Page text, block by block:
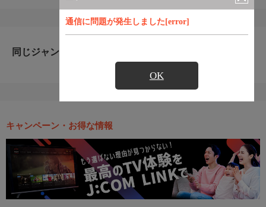
通信に問題が発生しました[error]
OK
同じジャンルのおすすめ番組
キャンペーン・お得な情報